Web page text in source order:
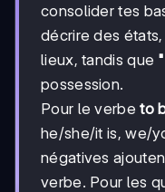
consolider tes
décrire des
lieux, tandis que
possession.
Pour le verbeto
he/she/it is, we/
négatives
verbe. Pour les